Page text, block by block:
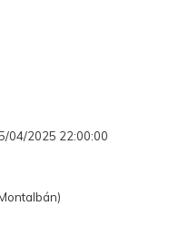
04/2025 22:00:00